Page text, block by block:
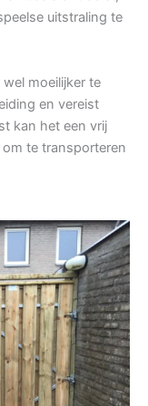
uitstraling te
moeilijker te
en vereist
kan het een vrij
te transporteren